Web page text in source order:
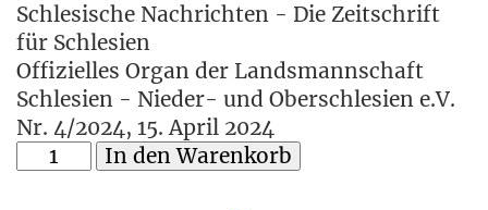
Schlesische Nachrichten - Die Zeitschrift
für Schlesien
Offizielles Organ der Landsmannschaft
Schlesien - Nieder- und Oberschlesien e.V.
Nr. 4/2024, 15. April 2024
In den Warenkorb